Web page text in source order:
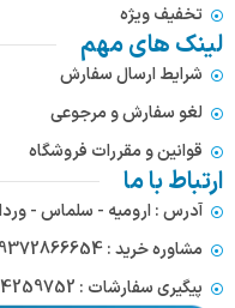
تخفیف ویژه
لینک های مهم
شرایط ارسال سفارش
لغو سفارش و مرجوعی
قوانین و مقررات فروشگاه
ارتباط با ما
آدرس : ارومیه - سلماس -
مشاوره خرید : 09372866654
پیگیری سفارشات : 09904259752